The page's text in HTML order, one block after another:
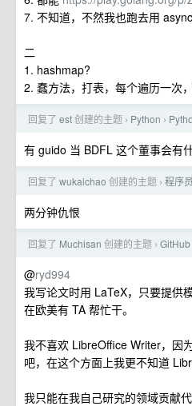
7. 不知道，不然我也跑去用
二
1. hashmap?
2. 蠢方法，打表，每个遍历一次
回复了 est创建的主题 › Python ›
有 guido 当 BDFL 这个董事会有
回复了 wukaichao 创建的主题 › 程序员
两分钟仇恨
回复了 Muchisan 创建的主题 › GitHub
@ryd994
我写论文时用 LaTeX，只要提供
在欧美有 TA 帮忙干。
我不喜欢 LibreOffice Writer，因
吧，在这个方面上我更不知道
我只能在我自己研究的领域贡献